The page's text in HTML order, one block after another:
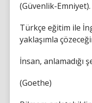
(Güvenlik-Emniyet).
Türkçe eğitim ile
yaklaşımla
İnsan, anlamadığı
(Goethe)